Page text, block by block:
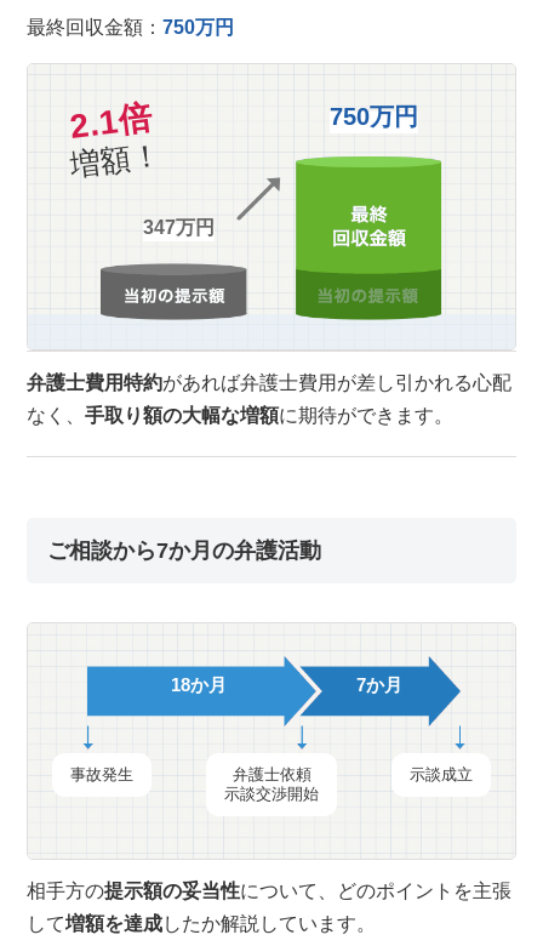
最終回収金額：750万円
2.1倍
増額！
347万円
750万円
弁護士費用特約があれば弁護士費用が差し引かれる心配
なく、手取り額の大幅な増額に期待ができます。
ご相談から7か月の弁護活動
18か月 7か月
事故発生
弁護士依頼
示談交渉開始
示談成立
相手方の提示額の妥当性について、どのポイントを主張
して増額を達成したか解説しています。